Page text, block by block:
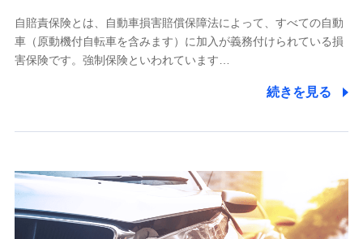
業務の委託
当社は利用目的の達成に必要な範囲内において個人情報の取
【共同して利用される利用データの項目】
当社又は株式会社NTTドコモがサービス提供等を通じて取得
した、以下の情報などの個人データ
自賠責保険とは、自動車損害賠償保障法によって、すべての自動
車（原動機付自転車を含みます）に加入が義務付けられている損
害保険です。強制保険といわれています…
続きを見る